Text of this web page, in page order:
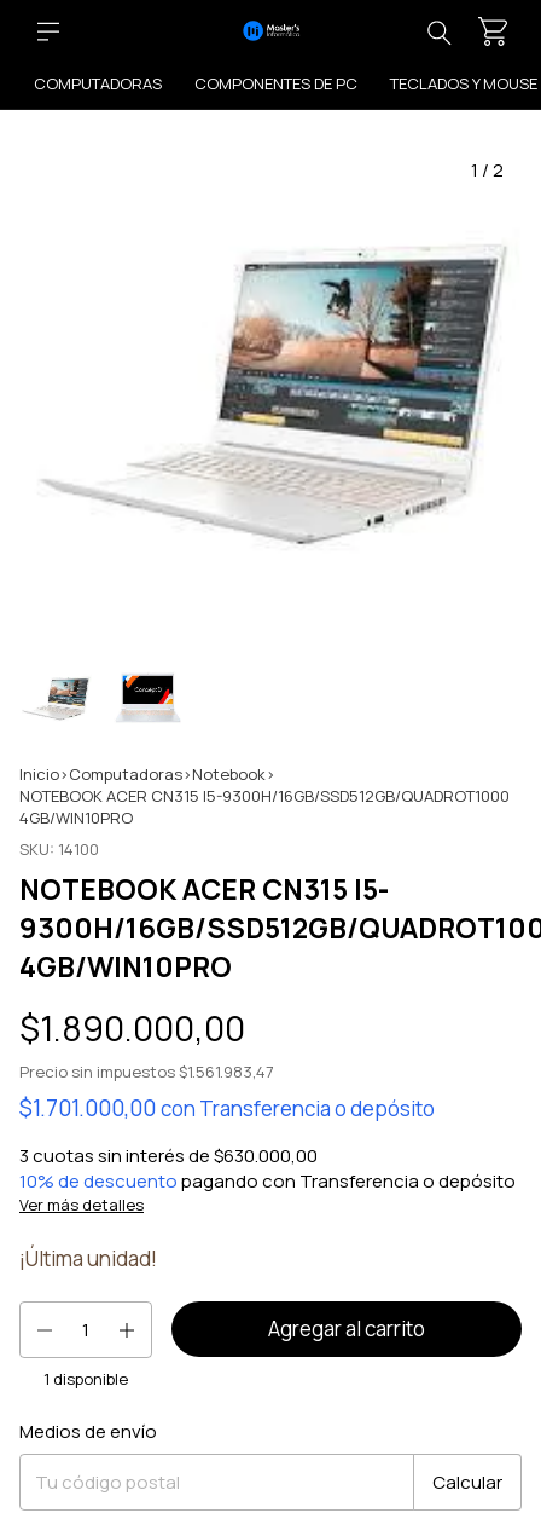
COMPUTADORAS COMPONENTES DE PC TECLADOS Y MOUSE
1 /2
Inicio>Computadoras>Notebook>
NOTEBOOK ACER CN315 I5-9300H/16GB/SSD512GB/QUADROT1000
4GB/WIN10PRO
SKU: 14100
NOTEBOOK ACER CN315 I5-
9300H/16GB/SSD512GB/
4GB/WIN10PRO
$1.890.000,00
Precio sin impuestos$1.561.983,47
$1.701.000,00con Transferencia o depósito
3cuotas sin interés de$630.000,00
10% de descuentopagando con Transferencia o depósito
Ver más detalles
¡Última unidad!
1 disponible
Entregas para el CP:
Medios de envío
Calcular